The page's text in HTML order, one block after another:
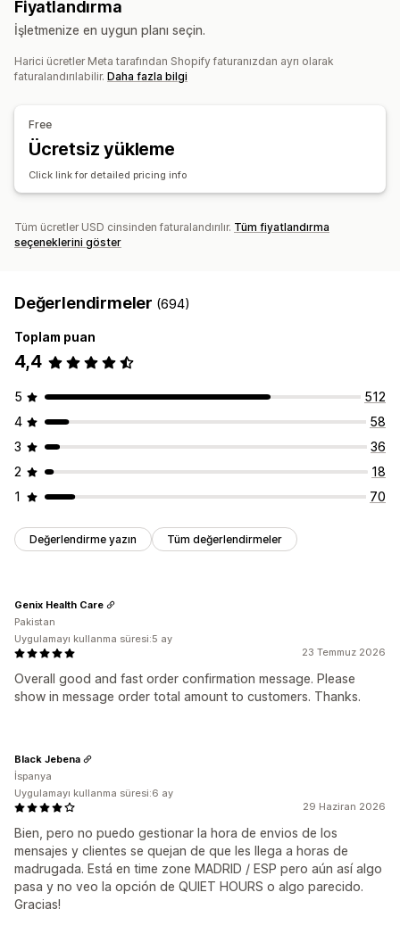
Fiyatlandırma
İşletmenize en uygun planı seçin.
Harici ücretler Meta tarafından Shopify faturanızdan ayrı olarak
faturalandırılabilir. Daha fazla bilgi
Free
Ücretsiz yükleme
Click link for detailed pricing info
Tüm ücretler USD cinsinden faturalandırılır. Tüm fiyatlandırma
seçeneklerini göster
Değerlendirmeler (694)
Toplam puan
4,4
5
512
4
58
3
36
2
18
1
70
Değerlendirme yazın Tüm değerlendirmeler
23 Temmuz 2026
Overall good and fast order confirmation message. Please
show in message order total amount to customers. Thanks.
Genix Health Care
Pakistan
Uygulamayı kullanma süresi:5 ay
29 Haziran 2026
Bien, pero no puedo gestionar la hora de envios de los
mensajes y clientes se quejan de que les llega a horas de
madrugada. Está en time zone MADRID / ESP pero aún así algo
pasa y no veo la opción de QUIET HOURS o algo parecido.
Gracias!
Black Jebena
İspanya
Uygulamayı kullanma süresi:6 ay